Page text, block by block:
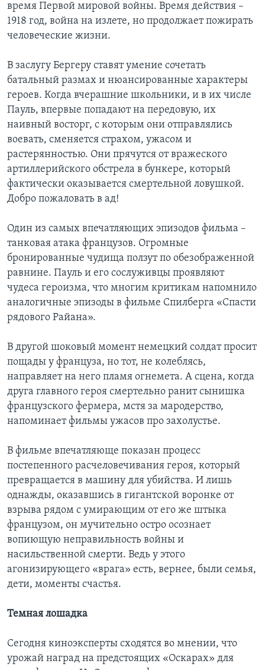
время Первой мировой войны. Время действия –
1918 год, война на излете, но продолжает пожирать
человеческие жизни.
В заслугу Бергеру ставят умение сочетать
батальный размах и нюансированные характеры
героев. Когда вчерашние школьники, и в их числе
Пауль, впервые попадают на передовую, их
наивный восторг, с которым они отправлялись
воевать, сменяется страхом, ужасом и
растерянностью. Они прячутся от вражеского
артиллерийского обстрела в бункере, который
фактически оказывается смертельной ловушкой.
Добро пожаловать в ад!
Один из самых впечатляющих эпизодов фильма –
танковая атака французов. Огромные
бронированные чудища ползут по обезображенной
равнине. Пауль и его сослуживцы проявляют
чудеса героизма, что многим критикам напомнило
аналогичные эпизоды в фильме Спилберга «Спасти
рядового Райана».
В другой шоковый момент немецкий солдат просит
пощады у француза, но тот, не колеблясь,
направляет на него пламя огнемета. А сцена, когда
друга главного героя смертельно ранит сынишка
французского фермера, мстя за мародерство,
напоминает фильмы ужасов про захолустье.
В фильме впечатляюще показан процесс
постепенного расчеловечивания героя, который
превращается в машину для убийства. И лишь
однажды, оказавшись в гигантской воронке от
взрыва рядом с умирающим от его же штыка
французом, он мучительно остро осознает
вопиющую неправильность войны и
насильственной смерти. Ведь у этого
агонизирующего «врага» есть, вернее, были семья,
дети, моменты счастья.
Темная лошадка
Сегодня киноэксперты сходятся во мнении, что
урожай наград на предстоящих «Оскарах» для